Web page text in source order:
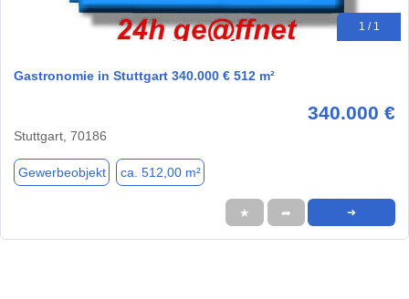
1 / 1
Gastronomie in Stuttgart 340.000 € 512 m²
340.000 €
Stuttgart, 70186
Gewerbeobjekt ca. 512,00 m²
★ ➦ ➜